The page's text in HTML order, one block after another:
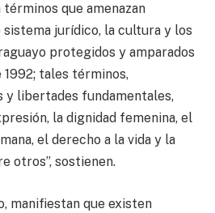
que amenazan
jurídico, la cultura y los
protegidos y amparados
tales términos,
y libertades fundamentales,
la dignidad femenina, el
el derecho a la vida y la
otros”, sostienen.
manifiestan que existen